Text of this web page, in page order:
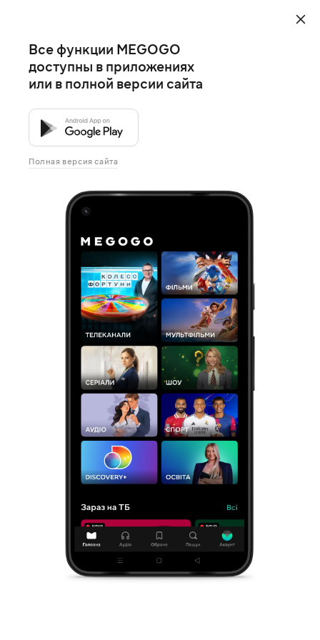
Все функции MEGOGO
доступны в приложениях
или в полной версии сайта
Полная версия сайта